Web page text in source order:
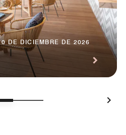
DE DICIEMBRE DE 2026